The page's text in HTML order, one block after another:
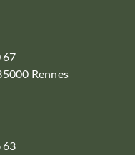
67
Rennes
63